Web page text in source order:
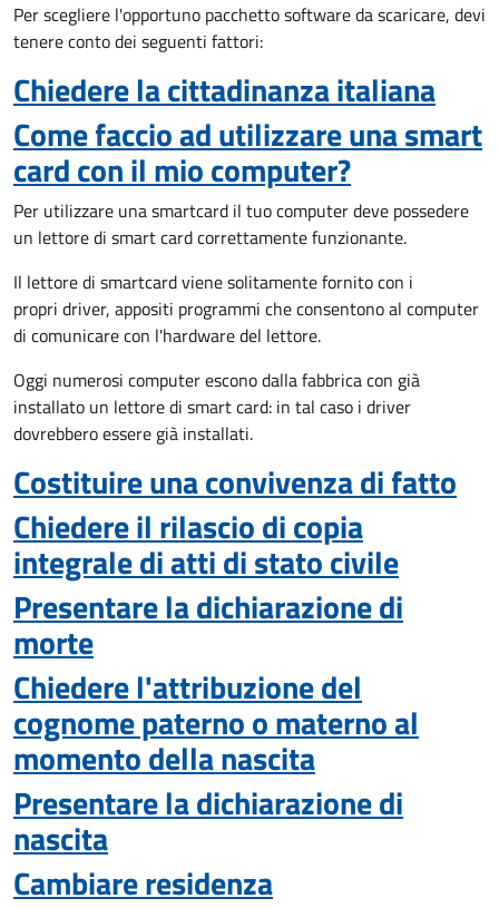
Per scegliere l'opportuno pacchetto software da scaricare, devi
tenere conto dei seguenti fattori:
Chiedere la cittadinanza italiana
Come faccio ad utilizzare una smart
card con il mio computer?
Per utilizzare una smartcard il tuo computer deve possedere
un lettore di smart card correttamente funzionante.
Il lettore di smartcard viene solitamente fornito con i
propri driver, appositi programmi che consentono al computer
di comunicare con l'hardware del lettore.
Oggi numerosi computer escono dalla fabbrica con già
installato un lettore di smart card: in tal caso i driver
dovrebbero essere già installati.
Costituire una convivenza di fatto
Chiedere il rilascio di copia
integrale di atti di stato civile
Presentare la dichiarazione di
morte
Chiedere l'attribuzione del
cognome paterno o materno al
momento della nascita
Presentare la dichiarazione di
nascita
Cambiare residenza